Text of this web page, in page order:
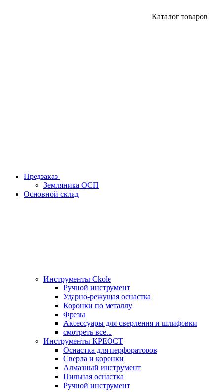
Каталог товаров
Предзаказ
Земляника ОСП
Основной склад
Инструменты Ckole
Ручной инструмент
Ударно‑режущая оснастка
Коронки по металлу
Фрезы
Аксессуары для сверления и шлифовки
смотреть все...
Инструменты КРЕОСТ
Оснастка для перфораторов
Сверла и коронки
Алмазный инструмент
Пильная оснастка
Ручной инструмент